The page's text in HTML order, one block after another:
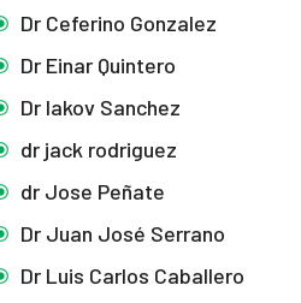
Dr Ceferino Gonzalez
Dr Einar Quintero
Dr Iakov Sanchez
dr jack rodriguez
dr Jose Peñate
Dr Juan José Serrano
Dr Luis Carlos Caballero